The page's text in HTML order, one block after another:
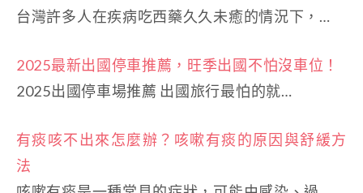
台灣許多人在疾病吃西藥久久未癒的情況下，…
2025最新出國停車推薦，旺季出國不怕沒車位！
2025出國停車場推薦 出國旅行最怕的就…
有痰咳不出來怎麼辦？咳嗽有痰的原因與舒緩方
法